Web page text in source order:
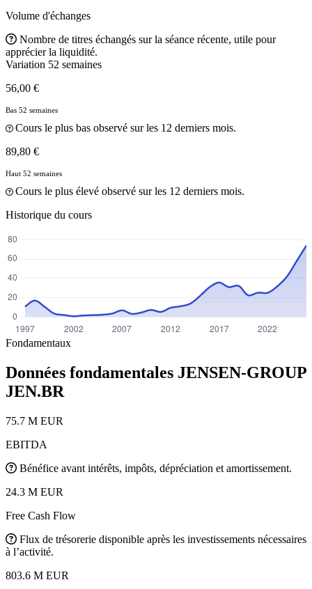
Volume d'échanges
Nombre de titres échangés sur la séance récente, utile pour
apprécier la liquidité.
Variation 52 semaines
56,00 €
Bas 52 semaines
Cours le plus bas observé sur les 12 derniers mois.
89,80 €
Haut 52 semaines
Cours le plus élevé observé sur les 12 derniers mois.
Historique du cours
Fondamentaux
Données fondamentales JENSEN-GROUP
JEN.BR
75.7 M EUR
EBITDA
Bénéfice avant intérêts, impôts, dépréciation et amortissement.
24.3 M EUR
Free Cash Flow
Flux de trésorerie disponible après les investissements nécessaires
à l’activité.
803.6 M EUR